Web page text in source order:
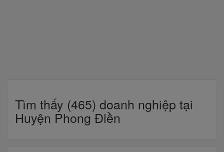
Tìm thấy (465) doanh nghiệp tại
Huyện Phong Điền